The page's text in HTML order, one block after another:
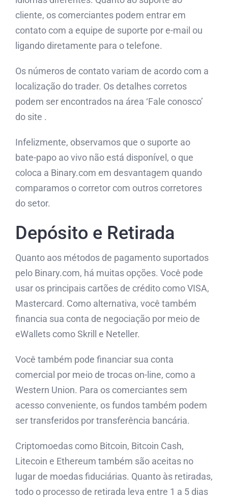
cliente, os comerciantes podem entrar em
contato com a equipe de suporte por e-mail ou
ligando diretamente para o telefone.
Os números de contato variam de acordo com a
localização do trader. Os detalhes corretos
podem ser encontrados na área ‘Fale conosco’
do site .
Infelizmente, observamos que o suporte ao
bate-papo ao vivo não está disponível, o que
coloca a Binary.com em desvantagem quando
comparamos o corretor com outros corretores
do setor.
Depósito e Retirada
Quanto aos métodos de pagamento suportados
pelo Binary.com, há muitas opções. Você pode
usar os principais cartões de crédito como VISA,
Mastercard. Como alternativa, você também
financia sua conta de negociação por meio de
eWallets como Skrill e Neteller.
Você também pode financiar sua conta
comercial por meio de trocas on-line, como a
Western Union. Para os comerciantes sem
acesso conveniente, os fundos também podem
ser transferidos por transferência bancária.
Criptomoedas como Bitcoin, Bitcoin Cash,
Litecoin e Ethereum também são aceitas no
lugar de moedas fiduciárias. Quanto às retiradas,
todo o processo de retirada leva entre 1 a 5 dias